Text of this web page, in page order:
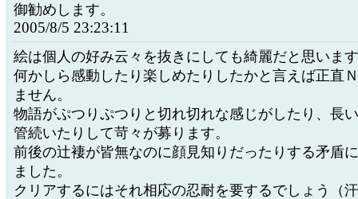
御勧めします。
2005/8/5 23:23:11
絵は個人の好み云々を抜きにしても綺麗だと思いま
何かしら感動したり楽しめたりしたかと言えば正直
ません。
物語がぷつりぷつりと切れ切れな感じがしたり、長
管続いたりして苛々が募ります。
前後の辻褄が皆無なのに顔見知りだったりする矛盾
ました。
クリアするにはそれ相応の忍耐を要するでしょう（